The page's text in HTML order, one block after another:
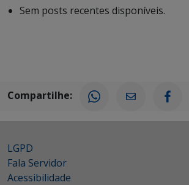
Sem posts recentes disponíveis.
Compartilhe:
LGPD
Fala Servidor
Acessibilidade